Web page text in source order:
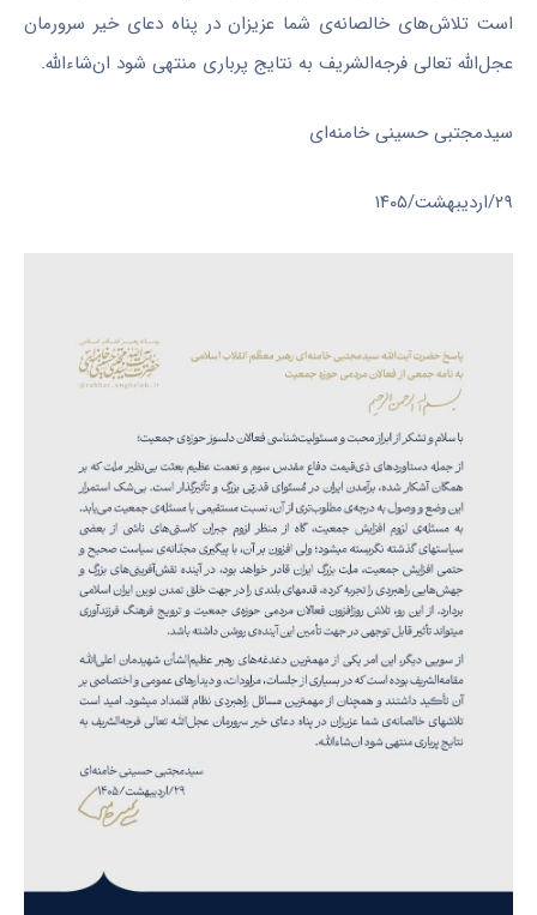
است تلاش‌های خالصانه‌ی شما عزیزان در پناه دعای خیر سرورمان
عجل‌الله تعالی فرجه‌الشریف به نتایج پرباری منتهی شود ان‌شاءالله.
سیدمجتبی حسینی خامنه‌ای
۲۹/اردیبهشت/۱۴۰۵